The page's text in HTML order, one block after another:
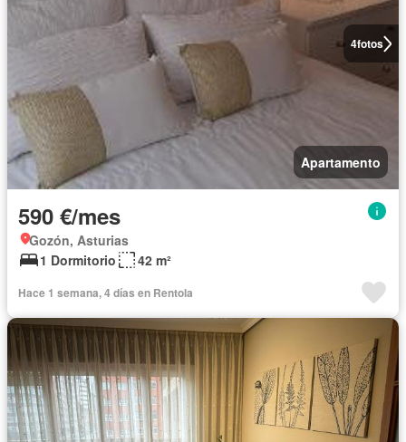
4fotos
Apartamento
590 €/mes
Gozón, Asturias
1 Dormitorio
42 m²
Hace 1 semana, 4 días en Rentola